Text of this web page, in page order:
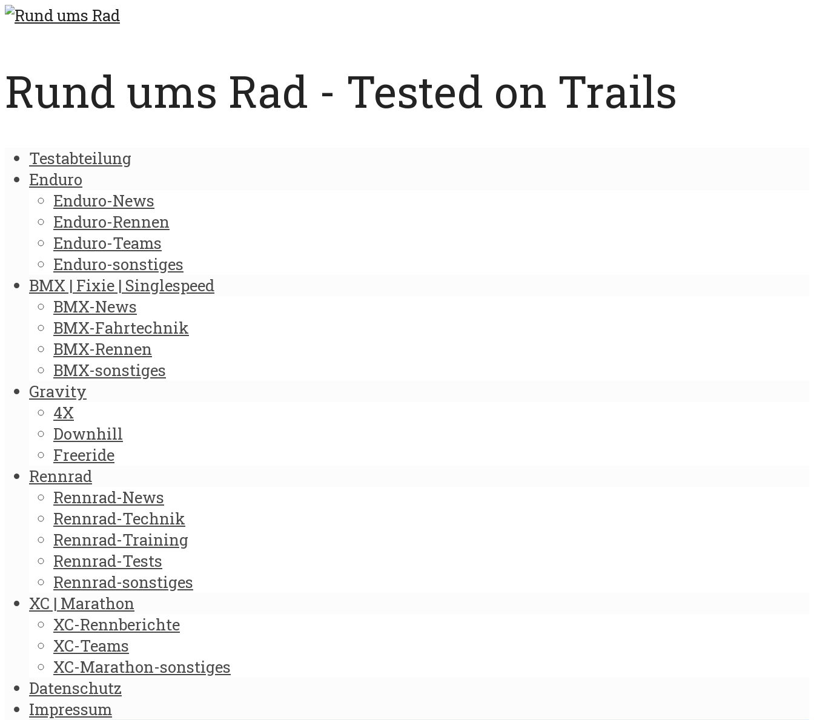
Rund ums Rad - Tested on Trails
Testabteilung
Enduro
Enduro-News
Enduro-Rennen
Enduro-Teams
Enduro-sonstiges
BMX | Fixie | Singlespeed
BMX-News
BMX-Fahrtechnik
BMX-Rennen
BMX-sonstiges
Gravity
4X
Downhill
Freeride
Rennrad
Rennrad-News
Rennrad-Technik
Rennrad-Training
Rennrad-Tests
Rennrad-sonstiges
XC | Marathon
XC-Rennberichte
XC-Teams
XC-Marathon-sonstiges
Datenschutz
Impressum